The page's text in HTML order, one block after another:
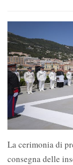
La cerimonia di
consegna delle